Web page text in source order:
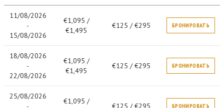
11/08/2026
-
15/08/2026
€1,095 /
€1,495
€125 / €295 БРОНИРОВАТЬ
18/08/2026
-
22/08/2026
€1,095 /
€1,495
€125 / €295 БРОНИРОВАТЬ
25/08/2026
-
€1,095 /
€125 / €295 БРОНИРОВАТЬ